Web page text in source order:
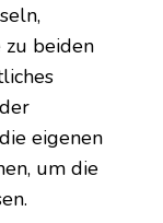
beiden
eigenen
um die